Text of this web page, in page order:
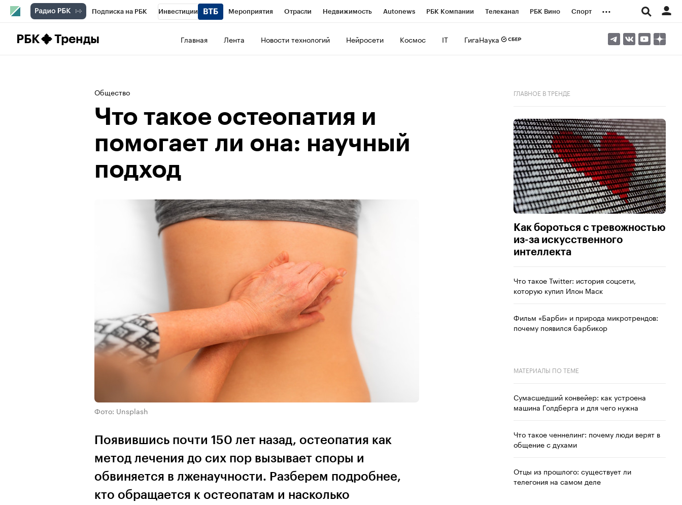
Подписка на РБК Инвестиции Мероприятия Отрасли Недвижимость Autonews РБК Компании Телеканал РБК Вино Спорт ...
РБК Тренды Главная Лента Новости технологий Нейросети Космос IT ГигаНаука
Общество
Что такое остеопатия и
помогает ли она: научный
подход
Фото: Unsplash
Появившись почти 150 лет назад, остеопатия как
метод лечения до сих пор вызывает споры и
обвиняется в лженаучности. Разберем подробнее,
кто обращается к остеопатам и насколько
ГЛАВНОЕ В ТРЕНДЕ
Как бороться с тревожностью
из-за искусственного
интеллекта
Что такое Twitter: история соцсети,
которую купил Илон Маск
Фильм «Барби» и природа микротрендов:
почему появился барбикор
МАТЕРИАЛЫ ПО ТЕМЕ
Сумасшедший конвейер: как устроена
машина Голдберга и для чего нужна
Что такое ченнелинг: почему люди верят в
общение с духами
Отцы из прошлого: существует ли
телегония на самом деле